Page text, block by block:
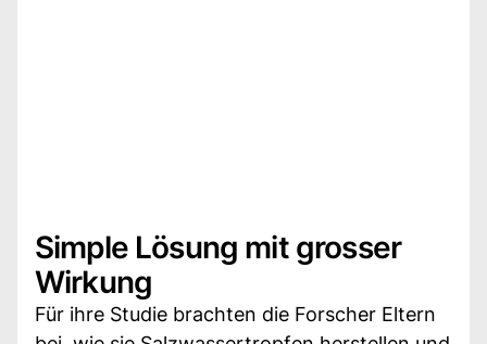
Simple Lösung mit grosser
Wirkung
Für ihre Studie brachten die Forscher Eltern